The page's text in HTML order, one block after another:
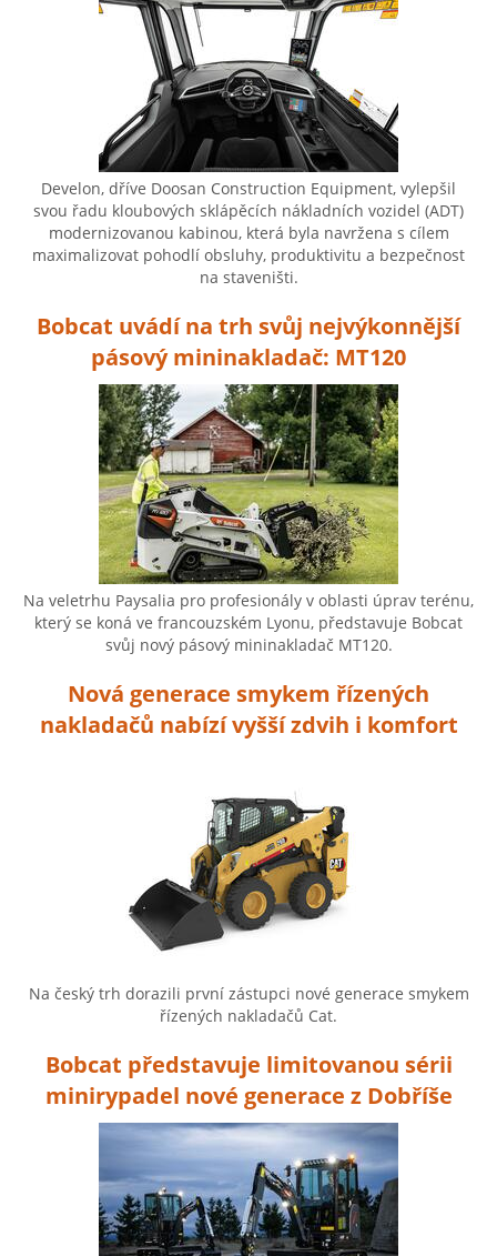
Develon, dříve Doosan Construction Equipment, vylepšil
svou řadu kloubových sklápěcích nákladních vozidel (ADT)
modernizovanou kabinou, která byla navržena s cílem
maximalizovat pohodlí obsluhy, produktivitu a bezpečnost
na staveništi.
Bobcat uvádí na trh svůj nejvýkonnější
pásový mininakladač: MT120
Na veletrhu Paysalia pro profesionály v oblasti úprav terénu,
který se koná ve francouzském Lyonu, představuje Bobcat
svůj nový pásový mininakladač MT120.
Nová generace smykem řízených
nakladačů nabízí vyšší zdvih i komfort
Na český trh dorazili první zástupci nové generace smykem
řízených nakladačů Cat.
Bobcat představuje limitovanou sérii
minirypadel nové generace z Dobříše